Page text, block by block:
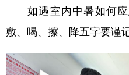
如遇室内中暑如何应
敷、喝、擦、降五字要谨